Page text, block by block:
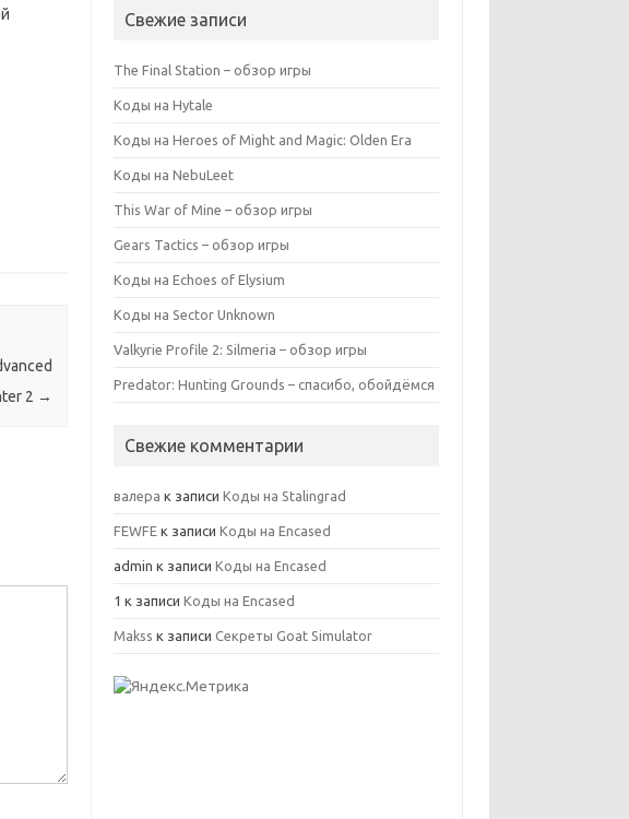
2 →
Свежие записи
The Final Station – обзор игры
Коды на Hytale
Коды на Heroes of Might and Magic: Olden Era
Коды на NebuLeet
This War of Mine – обзор игры
Gears Tactics – обзор игры
Коды на Echoes of Elysium
Коды на Sector Unknown
Valkyrie Profile 2: Silmeria – обзор игры
Predator: Hunting Grounds – спасибо, обойдёмся
Свежие комментарии
валера к записиКоды на Stalingrad
FEWFE к записиКоды на Encased
admin к записиКоды на Encased
1 к записиКоды на Encased
Makss к записиСекреты Goat Simulator